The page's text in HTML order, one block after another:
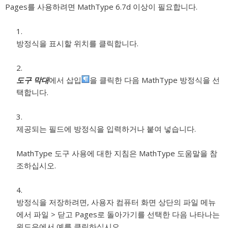
Pages를 사용하려면 MathType 6.7d 이상이 필요합니다.
방정식을 표시할 위치를 클릭합니다.
도구 막대에서 삽입
을 클릭한 다음 MathType 방정식을 선
택합니다.
제공되는 필드에 방정식을 입력하거나 붙여 넣습니다.
MathType 도구 사용에 대한 지침은 MathType 도움말을 참
조하십시오.
방정식을 저장하려면, 사용자 컴퓨터 화면 상단의 파일 메뉴
에서 파일 > 닫고 Pages로 돌아가기를 선택한 다음 나타나는